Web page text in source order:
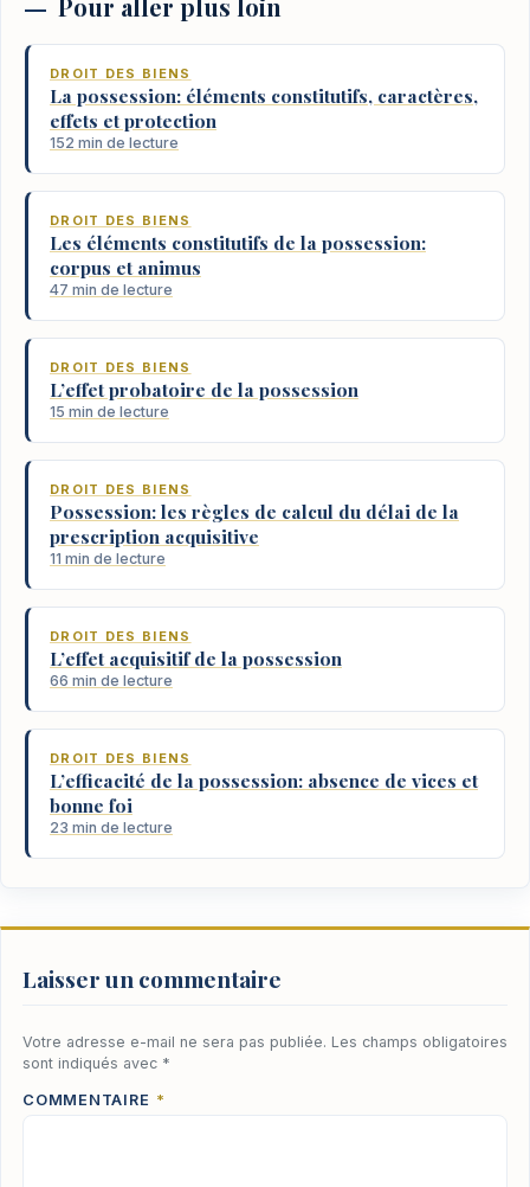
Pour aller plus loin
DROIT DES BIENS
La possession: éléments constitutifs, caractères,
effets et protection
152 min de lecture
DROIT DES BIENS
Les éléments constitutifs de la possession:
corpus et animus
47 min de lecture
DROIT DES BIENS
L’effet probatoire de la possession
15 min de lecture
DROIT DES BIENS
Possession: les règles de calcul du délai de la
prescription acquisitive
11 min de lecture
DROIT DES BIENS
L’effet acquisitif de la possession
66 min de lecture
DROIT DES BIENS
L’efficacité de la possession: absence de vices et
bonne foi
23 min de lecture
Laisser un commentaire
Votre adresse e-mail ne sera pas publiée. Les champs obligatoires
sont indiqués avec *
COMMENTAIRE *